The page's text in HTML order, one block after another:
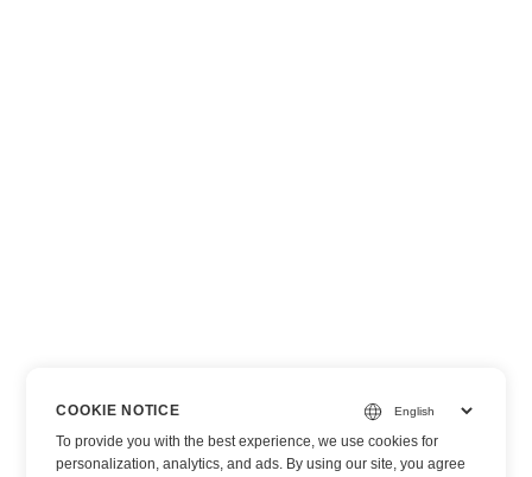
COOKIE NOTICE
To provide you with the best experience, we use cookies for
personalization, analytics, and ads. By using our site, you agree